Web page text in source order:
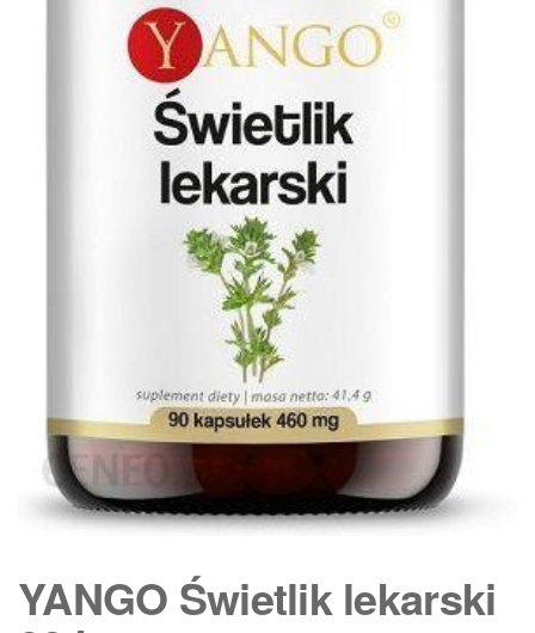
YANGO Świetlik lekarski